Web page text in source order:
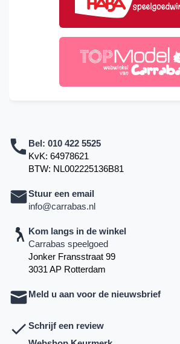
Bel: 010 422 5525
KvK: 64978621
BTW: NL002225136B81
Stuur een email
info@carrabas.nl
Kom langs in de winkel
Carrabas speelgoed
Jonker Fransstraat 99
3031 AP Rotterdam
Meld u aan voor de nieuwsbrief
Schrijf een review